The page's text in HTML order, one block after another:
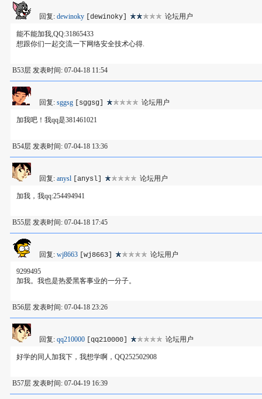
回复: dewinoky [dewinoky] 论坛用户
能不能加我,QQ:31865433
想跟你们一起交流一下网络安全技术心得.
B53层 发表时间: 07-04-18 11:54
回复: sggsg [sggsg] 论坛用户
加我吧！我qq是381461021
B54层 发表时间: 07-04-18 13:36
回复: anysl [anysl] 论坛用户
加我，我qq:254494941
B55层 发表时间: 07-04-18 17:45
回复: wj8663 [wj8663] 论坛用户
9299495
加我。我也是热爱黑客事业的一分子。
B56层 发表时间: 07-04-18 23:26
回复: qq210000 [qq210000] 论坛用户
好学的同人加我下，我想学啊，QQ252502908
B57层 发表时间: 07-04-19 16:39